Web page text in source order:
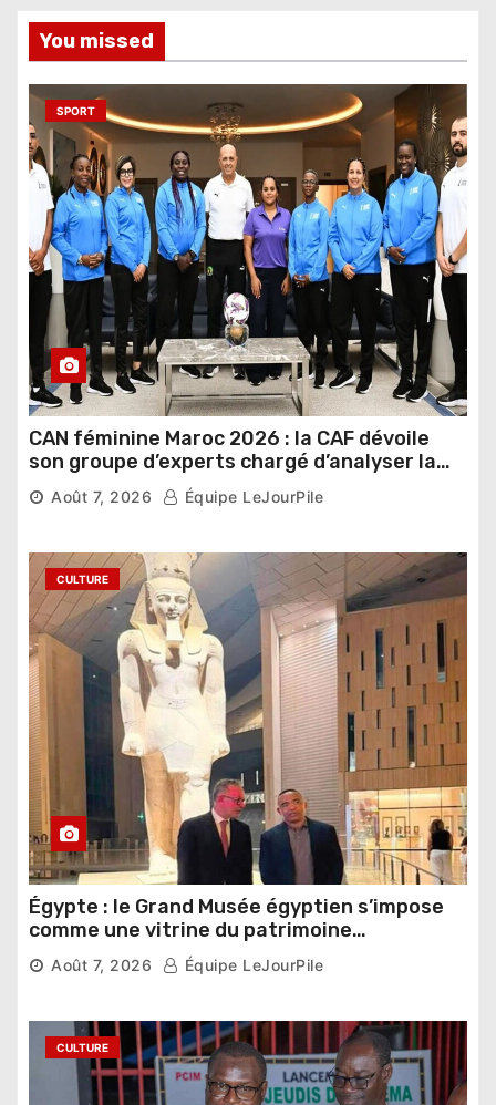
You missed
SPORT
CAN féminine Maroc 2026 : la CAF dévoile
son groupe d’experts chargé d’analyser la
compétition
Août 7, 2026 Équipe LeJourPile
CULTURE
Égypte : le Grand Musée égyptien s’impose
comme une vitrine du patrimoine
pharaonique auprès des dirigeants
étrangers
Août 7, 2026 Équipe LeJourPile
CULTURE